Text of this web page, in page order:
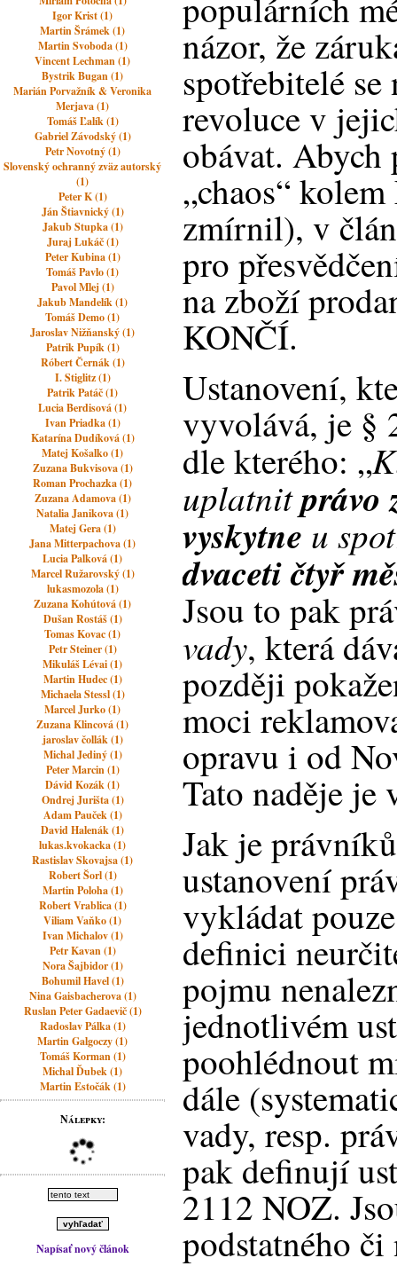
Igor Krist (1)
Martin Šrámek (1)
Martin Svoboda (1)
Vincent Lechman (1)
Bystrik Bugan (1)
Marián Porvažník & Veronika
Merjava (1)
Tomáš Ľalík (1)
Gabriel Závodský (1)
Petr Novotný (1)
Slovenský ochranný zväz autorský
(1)
Peter K (1)
Ján Štiavnický (1)
Jakub Stupka (1)
Juraj Lukáč (1)
Peter Kubina (1)
Tomáš Pavlo (1)
Pavol Mlej (1)
Jakub Mandelík (1)
Tomáš Demo (1)
Jaroslav Nižňanský (1)
Patrik Pupík (1)
Róbert Černák (1)
I. Stiglitz (1)
Patrik Patáč (1)
Lucia Berdisová (1)
Ivan Priadka (1)
Katarína Dudíková (1)
Matej Košalko (1)
Zuzana Bukvisova (1)
Roman Prochazka (1)
Zuzana Adamova (1)
Natalia Janikova (1)
Matej Gera (1)
Jana Mitterpachova (1)
Lucia Palková (1)
Marcel Ružarovský (1)
lukasmozola (1)
Zuzana Kohútová (1)
Dušan Rostáš (1)
Tomas Kovac (1)
Petr Steiner (1)
Mikuláš Lévai (1)
Martin Hudec (1)
Michaela Stessl (1)
Marcel Jurko (1)
Zuzana Klincová (1)
jaroslav čollák (1)
Michal Jediný (1)
Peter Marcin (1)
Dávid Kozák (1)
Ondrej Jurišta (1)
Adam Pauček (1)
David Halenák (1)
lukas.kvokacka (1)
Rastislav Skovajsa (1)
Robert Šorl (1)
Martin Poloha (1)
Robert Vrablica (1)
Viliam Vaňko (1)
Ivan Michalov (1)
Petr Kavan (1)
Nora Šajbidor (1)
Bohumil Havel (1)
Nina Gaisbacherova (1)
Ruslan Peter Gadaevič (1)
Radoslav Pálka (1)
Martin Galgoczy (1)
Tomáš Korman (1)
Michal Ďubek (1)
Martin Estočák (1)
Nálepky:
Napísať nový článok
názor, že
spotřebitelé se
revoluce v
obávat.
„chaos“
zmírnil), v
pro
na zboží
KONČÍ.
Ustanovení,
vyvolává, je §
dle kterého: „
uplatnitprávo
vyskytne u
dvaceti čtyř
Jsou to pak
vady, která
později
moci
opravu i od
Tato naděje je
Jak je
ustanovení
vykládat
definici
pojmu
jednotlivém
poohlédnout
dále
vady, resp.
pak definují
2112 NOZ.
podstatného či